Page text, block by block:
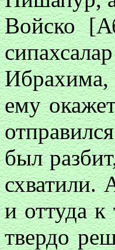
Войско
ему
был
схватили.
и оттуда
твердо